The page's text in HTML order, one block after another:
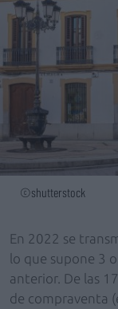
©shutterstock
En 2022 se
lo que supone 3
anterior. De las
de compraventa